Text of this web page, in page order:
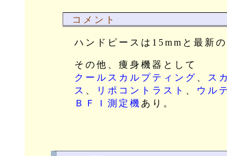
コメント
ハンドピースは15mmと最新の
その他、痩身機器として
クールスカルプティング
ス
ス
リポコントラスト ウル
ＢＦＩ測定機 あり。